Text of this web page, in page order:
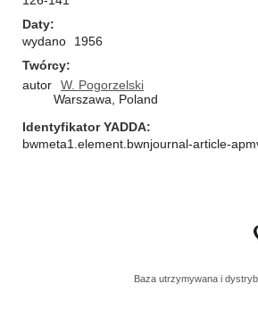
Daty
wydano
1956
Twórcy
autor
W. Pogorzelski
Warszawa, Poland
Identyfikator YADDA
bwmeta1.element.bwnjournal-article-
Baza utrzymywana i